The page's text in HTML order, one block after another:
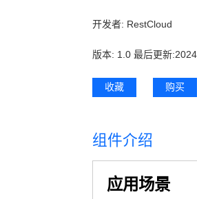
开发者: RestCloud
版本: 1.0 最后更新
收藏 购买
组件介绍
应用场景